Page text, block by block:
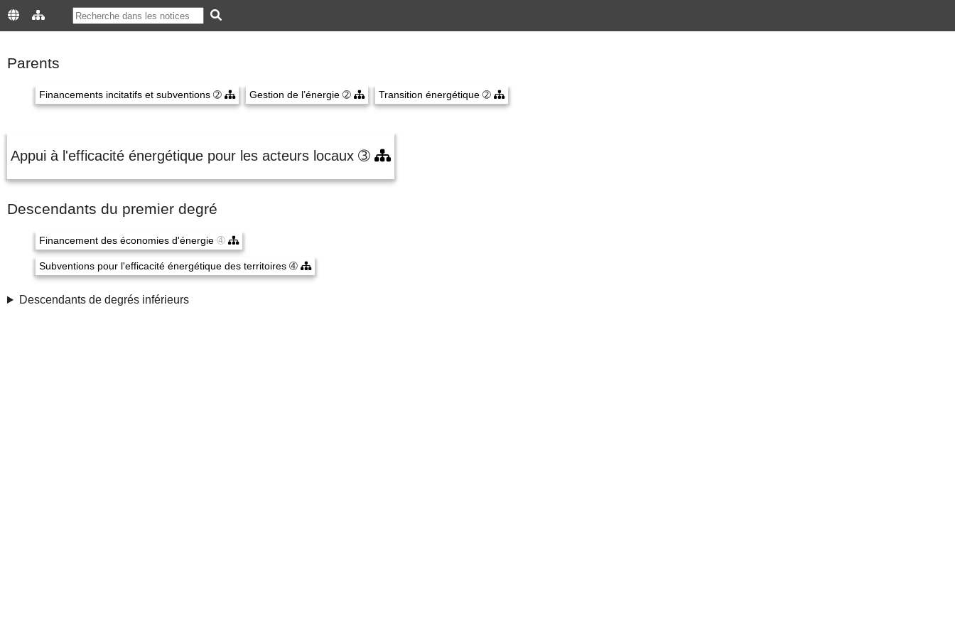
Parents
Financements incitatifs et subventions ➁ Gestion de l’énergie ➁ Transition énergétique ➁
Appui à l'efficacité énergétique pour les acteurs locaux ➂
Descendants du premier degré
Financement des économies d'énergie ➃
Subventions pour l'efficacité énergétique des territoires ➃
Descendants de degrés inférieurs